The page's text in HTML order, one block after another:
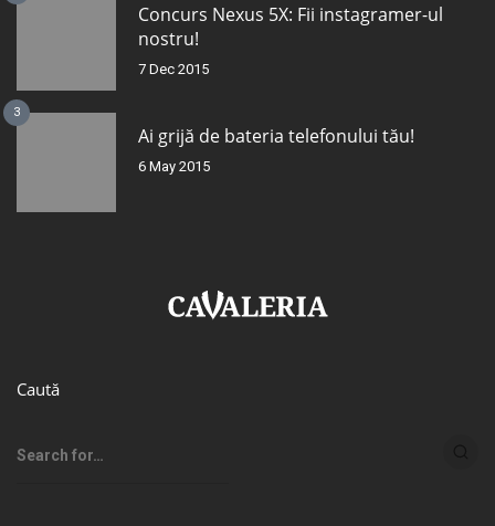
Concurs Nexus 5X: Fii instagramer-ul
nostru!
7 Dec 2015
3
Ai grijă de bateria telefonului tău!
6 May 2015
Caută